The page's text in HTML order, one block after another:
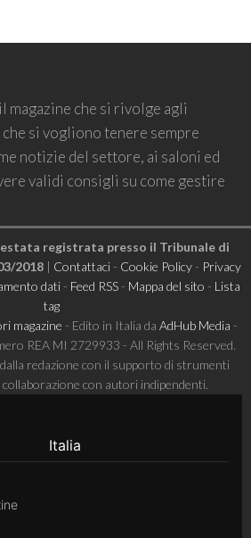
magazine che si rivolge agli
si vogliono tenere sempre
notizie del settore, ai saloni ed
validi consigli su come gestire
registrata presso il Tribunale di
2018| Contattaci- Cookie Policy- Privacy
dati- Feed RSS- Mappa del sito - Lista
tag
magazine - Edito in Italia da AdHub Media -
REA MI 2729933 - All Rights Reserved.
redazione con il supporto di strumenti
collaborazione con autori indipendenti.
Italia